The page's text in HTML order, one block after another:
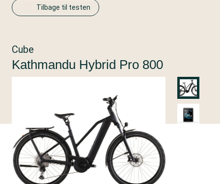
Tilbage til testen
Cube
Kathmandu Hybrid Pro 800